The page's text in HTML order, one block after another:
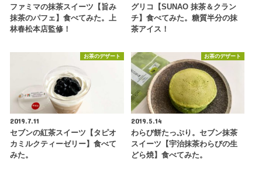
ファミマの抹茶スイーツ【旨み
抹茶のパフェ】食べてみた。上
林春松本店監修！
グリコ【SUNAO 抹茶＆クラン
チ】食べてみた。糖質半分の抹
茶アイス！
お茶のデザート
2019.7.11
セブンの紅茶スイーツ【タピオ
カミルクティーゼリー】食べて
みた。
お茶のデザート
2019.5.14
わらび餅たっぷり。セブン抹茶
スイーツ【宇治抹茶わらびの生
どら焼】食べてみた。